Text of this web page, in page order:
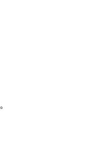
。